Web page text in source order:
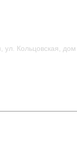
ул. Кольцовская,